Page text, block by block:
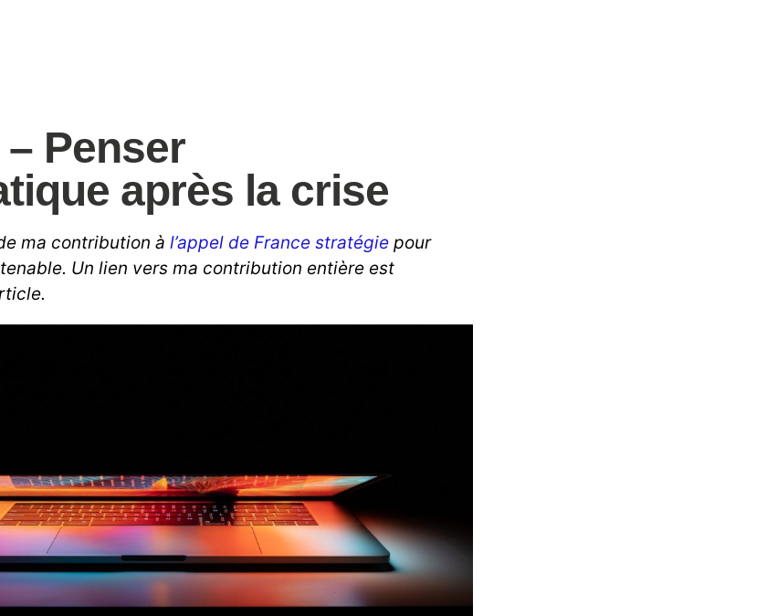
Penser
après la crise
ma contribution à l’appel de France stratégie pour
Un lien vers ma contribution entière est